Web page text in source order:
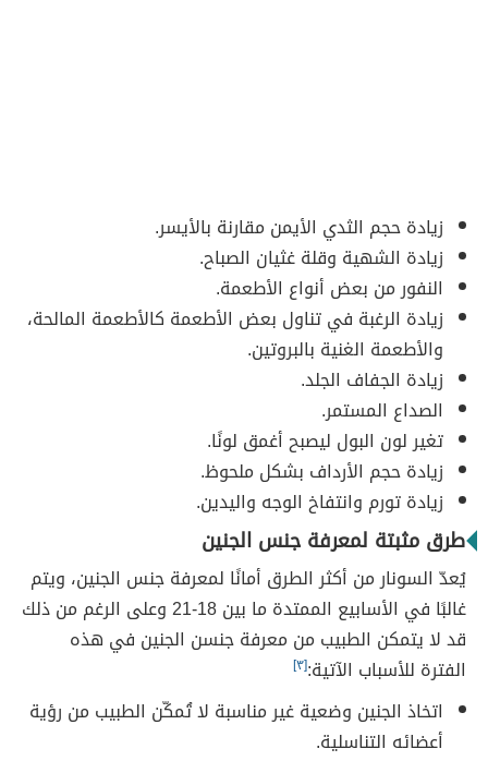
زيادة حجم الثدي الأيمن مقارنة بالأيسر.
زيادة الشهية وقلة غثيان الصباح.
النفور من بعض أنواع الأطعمة.
زيادة الرغبة في تناول بعض الأطعمة كالأطعمة المالحة،
والأطعمة الغنية بالبروتين.
زيادة الجفاف الجلد.
الصداع المستمر.
تغير لون البول ليصبح أغمق لونًا.
زيادة حجم الأرداف بشكل ملحوظ.
زيادة تورم وانتفاخ الوجه واليدين.
طرق مثبتة لمعرفة جنس الجنين
يُعدّ السونار من أكثر الطرق أمانًا لمعرفة جنس الجنين، ويتم
غالبًا في الأسابيع الممتدة ما بين 18-21 وعلى الرغم من ذلك
قد لا يتمكن الطبيب من معرفة جنسن الجنين في هذه
الفترة للأسباب الآتية:[٣]
اتخاذ الجنين وضعية غير مناسبة لا تُمكّن الطبيب من رؤية
أعضائه التناسلية.